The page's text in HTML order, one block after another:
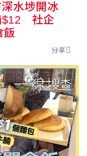
水埗開冰
$12 社企
飯
分享